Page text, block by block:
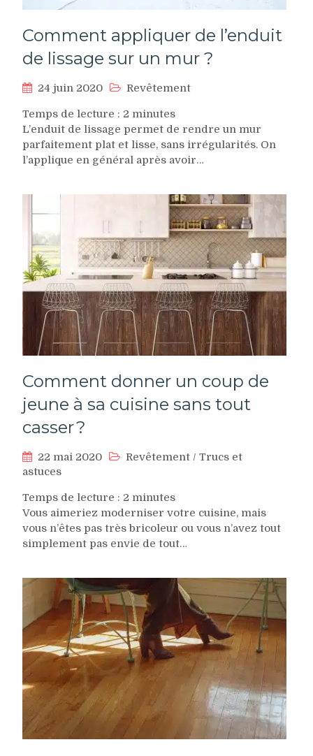
Comment appliquer de l’enduit
de lissage sur un mur ?
24 juin 2020 Revêtement
Temps de lecture : 2 minutes
L’enduit de lissage permet de rendre un mur
parfaitement plat et lisse, sans irrégularités. On
l’applique en général après avoir…
Comment donner un coup de
jeune à sa cuisine sans tout
casser ?
22 mai 2020 Revêtement / Trucs et
astuces
Temps de lecture : 2 minutes
Vous aimeriez moderniser votre cuisine, mais
vous n’êtes pas très bricoleur ou vous n’avez tout
simplement pas envie de tout…